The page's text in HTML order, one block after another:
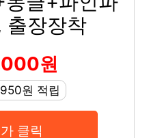
출장장착
원
원 적립
클릭